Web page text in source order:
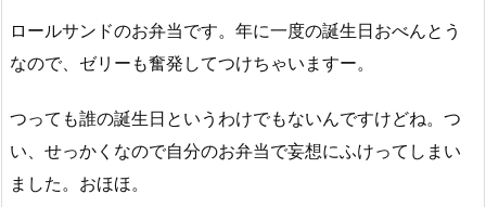
ロールサンドのお弁当です。年に一度の誕生日おべんとう
なので、ゼリーも奮発してつけちゃいますー。
つっても誰の誕生日というわけでもないんですけどね。つ
い、せっかくなので自分のお弁当で妄想にふけってしまい
ました。おほほ。